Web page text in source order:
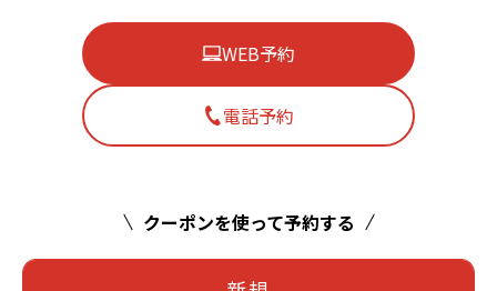
WEB予約
電話予約
クーポンを使って予約する